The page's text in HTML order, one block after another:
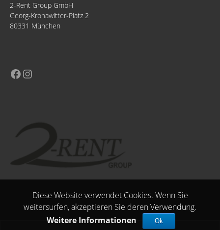
2-Rent Group GmbH
Georg-Kronawitter-Platz 2
80331 München
Diese Website verwendet Cookies. Wenn Sie
weitersurfen, akzeptieren Sie deren Verwendung.
Weitere Informationen
Ok